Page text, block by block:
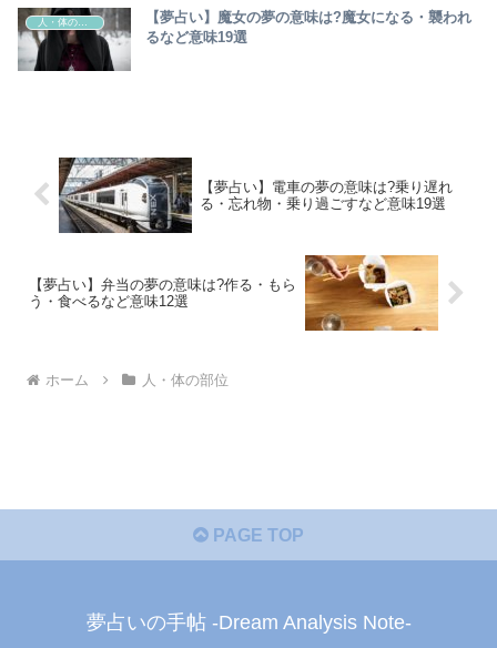
【夢占い】魔女の夢の意味は?魔女になる・襲われ
るなど意味19選
【夢占い】電車の夢の意味は?乗り遅れ
る・忘れ物・乗り過ごすなど意味19選
【夢占い】弁当の夢の意味は?作る・もら
う・食べるなど意味12選
ホーム 人・体の部位
PAGE TOP
夢占いの手帖 -Dream Analysis Note-